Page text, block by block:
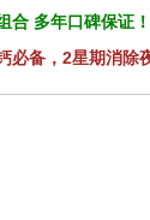
合 多年口碑保证
必备，2星期消除